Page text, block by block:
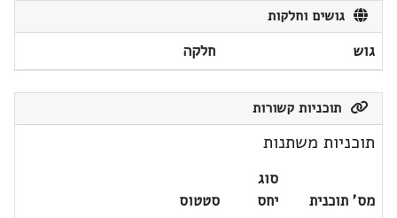
גושים וחלקות
גוש חלקה
תוכניות קשורות
תוכניות משתנות
מס' תוכנית
סוג
יחס
סטטוס